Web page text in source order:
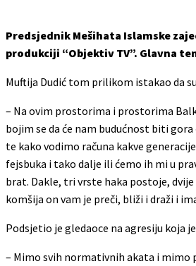
Predsjednik Mešihata Islamske
produkciji “Objektiv TV”. Glavna
Muftija Dudić tom prilikom istakao da
– Na ovim prostorima i prostorima
bojim se da će nam budućnost biti
te kako vodimo računa kakve
fejsbuka i tako dalje ili ćemo ih mi u
brat. Dakle, tri vrste haka postoje,
komšija on vam je preči, bliži i draži i
Podsjetio je gledaoce na agresiju koja
– Mimo svih normativnih akata i mimo